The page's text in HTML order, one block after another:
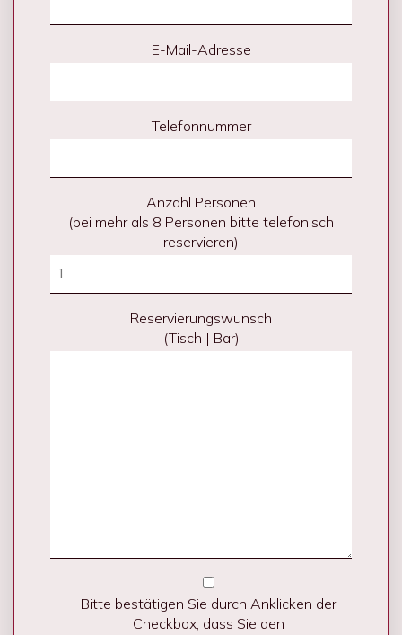
E-Mail-Adresse
Telefonnummer
Anzahl Personen
(bei mehr als 8 Personen bitte telefonisch
reservieren)
Reservierungswunsch
(Tisch | Bar)
Bitte bestätigen Sie durch Anklicken der
Checkbox, dass Sie den